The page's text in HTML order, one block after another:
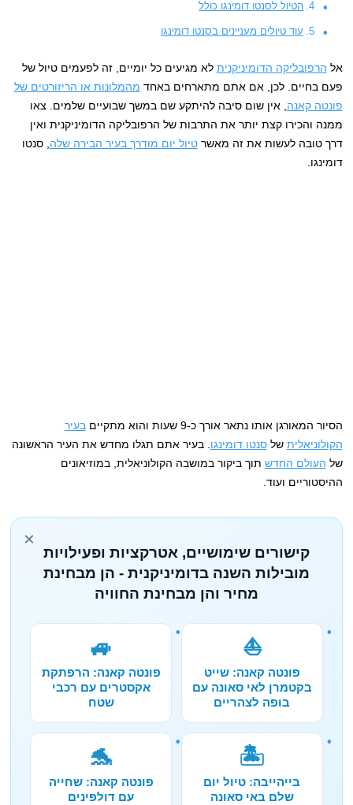
הטיול לסנטו דומינגו כולל
עוד טיולים מעניינים בסנטו דומינגו
אל הרפובליקה הדומיניקנית לא מגיעים כל יומיים, זה לפעמים טיול של
פעם בחיים. לכן, אם אתם מתארחים באחד מהמלונות או הריזורטים של
פונטה קאנה , אין שום סיבה להיתקע שם במשך שבועיים שלמים. צאו
ממנה והכירו קצת יותר את התרבות של הרפובליקה הדומיניקנית ואין
דרך טובה לעשות את זה מאשרטיול יום מודרך בעיר הבירה שלה , סנטו
דומינגו.
הסיור המאורגן אותו נתאר אורך כ-9 שעות והוא מתקיים
בעיר
הקולוניאלית שלסנטו דומינגו. בעיר אתם תגלו מחדש את העיר הראשונה
של העולם החדש תוך ביקור במושבה הקולוניאלית, במוזיאונים
ההיסטוריים ועוד.
×
קישורים שימושיים, אטרקציות ופעילויות
מובילות השנה בדומיניקנית - הן מבחינת
מחיר והן מבחינת החוויה
⛵
פונטה קאנה: שייט
בקטמרן לאי סאונה עם
בופה לצהריים
🚙
פונטה קאנה: הרפתקת
אקסטרים עם רכבי
שטח
🏝️
בייהייבה: טיול יום
שלם באי סאונה
🐬
פונטה קאנה: שחייה
עם דולפינים